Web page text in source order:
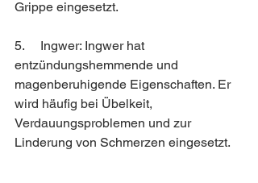
Grippe eingesetzt.
5.     Ingwer: Ingwer hat
entzündungshemmende und
magenberuhigende Eigenschaften. Er
wird häufig bei Übelkeit,
Verdauungsproblemen und zur
Linderung von Schmerzen eingesetzt.